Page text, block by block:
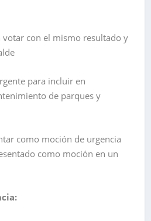
votar con el mismo resultado y
para incluir en
de parques y
como moción de urgencia
como moción en un